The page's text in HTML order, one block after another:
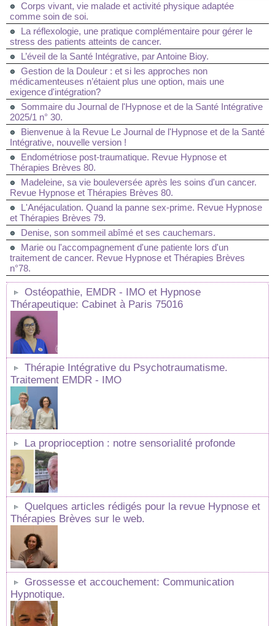
Corps vivant, vie malade et activité physique adaptée
comme soin de soi.
La réflexologie, une pratique complémentaire pour gérer le
stress des patients atteints de cancer.
L’éveil de la Santé Intégrative, par Antoine Bioy.
Gestion de la Douleur : et si les approches non
médicamenteuses n’étaient plus une option, mais une
exigence d'intégration?
Sommaire du Journal de l'Hypnose et de la Santé Intégrative
2025/1 n° 30.
Bienvenue à la Revue Le Journal de l'Hypnose et de la Santé
Intégrative, nouvelle version !
Endométriose post-traumatique. Revue Hypnose et
Thérapies Brèves 80.
Madeleine, sa vie bouleversée après les soins d'un cancer.
Revue Hypnose et Thérapies Brèves 80.
L'Anéjaculation. Quand la panne sex-prime. Revue Hypnose
et Thérapies Brèves 79.
Denise, son sommeil abîmé et ses cauchemars.
Marie ou l'accompagnement d'une patiente lors d'un
traitement de cancer. Revue Hypnose et Thérapies Brèves
n°78.
Ostéopathie, EMDR - IMO et Hypnose
Thérapeutique: Cabinet à Paris 75016
Thérapie Intégrative du Psychotraumatisme.
Traitement EMDR - IMO
La proprioception : notre sensorialité profonde
Quelques articles rédigés pour la revue Hypnose et
Thérapies Brèves sur le web.
Grossesse et accouchement: Communication
Hypnotique.